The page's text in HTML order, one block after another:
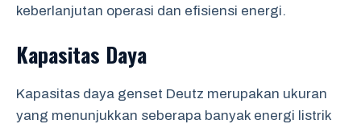
keberlanjutan operasi dan efisiensi energi.
Kapasitas Daya
Kapasitas daya genset Deutz merupakan ukuran
yang menunjukkan seberapa banyak energi listrik